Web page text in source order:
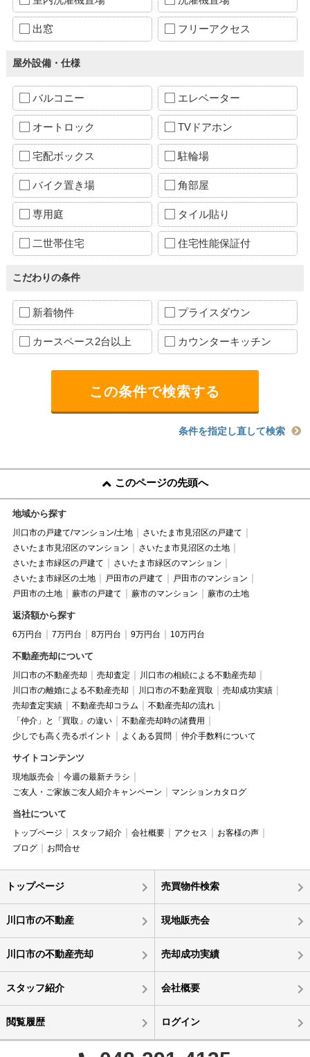
出窓 フリーアクセス
屋外設備・仕様
バルコニー エレベーター
オートロック TVドアホン
宅配ボックス 駐輪場
バイク置き場 角部屋
専用庭 タイル貼り
二世帯住宅 住宅性能保証付
こだわりの条件
新着物件 プライスダウン
カースペース2台以上 カウンターキッチン
条件を指定し直して検索
このページの先頭へ
地域から探す
川口市の戸建て/マンション/土地
さいたま市見沼区の戸建て
さいたま市見沼区のマンション
さいたま市見沼区の土地
さいたま市緑区の戸建て
さいたま市緑区のマンション
さいたま市緑区の土地
戸田市の戸建て
戸田市のマンション
戸田市の土地
蕨市の戸建て 蕨市のマンション 蕨市の土地
返済額から探す
6万円台 7万円台 8万円台 9万円台 10万円台
不動産売却について
川口市の不動産売却 売却査定
川口市の相続による不動産売却
川口市の離婚による不動産売却
川口市の不動産買取
売却成功実績
売却査定実績
不動産売却コラム
不動産売却の流れ
「仲介」と「買取」の違い
不動産売却時の諸費用
少しでも高く売るポイント
よくある質問 仲介手数料について
サイトコンテンツ
現地販売会
今週の最新チラシ
ご友人・ご家族ご友人紹介キャンペーン
マンションカタログ
当社について
トップページ スタッフ紹介 会社概要 アクセス
お客様の声
ブログ
お問合せ
トップページ 売買物件検索
川口市の不動産 現地販売会
川口市の不動産売却 売却成功実績
スタッフ紹介 会社概要
閲覧履歴 ログイン